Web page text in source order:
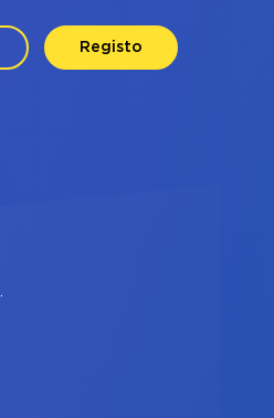
Registo